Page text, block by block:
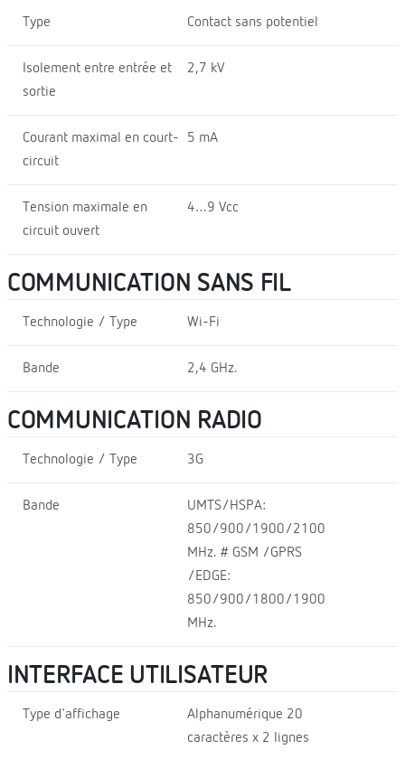
Type Contact sans potentiel
Isolement entre entrée et
sortie
2,7 kV
Courant maximal en court-
circuit
5 mA
Tension maximale en
circuit ouvert
4…9 Vcc
COMMUNICATION SANS FIL
Technologie / Type Wi-Fi
Bande 2,4 GHz.
COMMUNICATION RADIO
Technologie / Type 3G
Bande
UMTS/HSPA:
850/900/1900/2100
MHz. # GSM /GPRS
/EDGE:
850/900/1800/1900
MHz.
INTERFACE UTILISATEUR
Type d'affichage
Alphanumérique 20
caractères x 2 lignes